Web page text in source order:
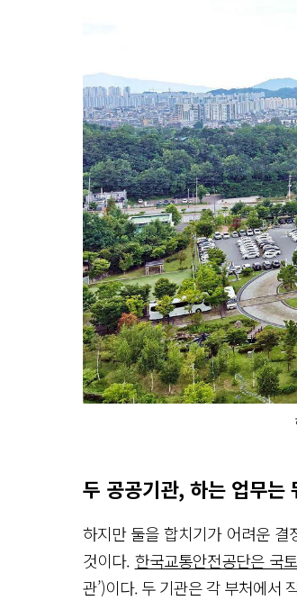
두 공공기관, 하는 업무는
하지만 둘을 합치기가 어려운
것이다. 한국교통안전공단은 국
관’)이다. 두 기관은 각 부처에서